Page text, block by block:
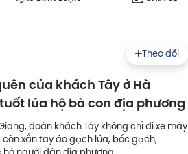
Theo dõi
của khách Tây ở Hà
lúa hộ bà con địa phương
đoàn khách Tây không chỉ đi xe máy
xắn tay áo gạch lúa, bốc gạch,